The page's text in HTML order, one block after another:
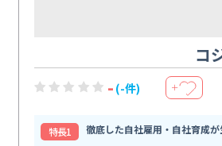
コ
- (-件) ＋
特⻑1
徹底した自社雇用・自社育成